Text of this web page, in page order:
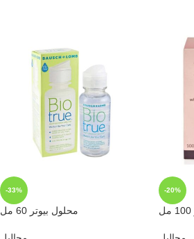
-33%
محلول بيوتر 60 مل
-20%